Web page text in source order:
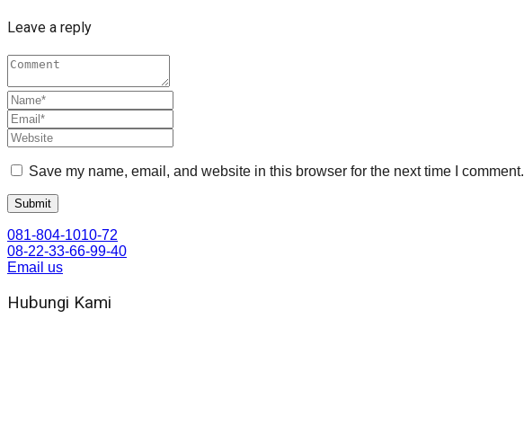
Leave a reply
Save my name, email, and website in this browser for the next time I comment.
081-804-1010-72
08-22-33-66-99-40
Email us
Hubungi Kami